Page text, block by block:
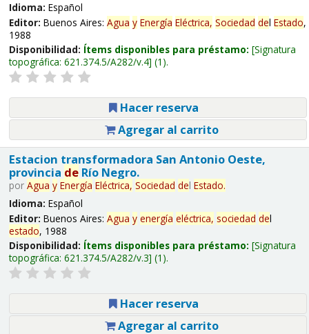
Idioma: Español
Editor: Buenos Aires: Agua y Energía Eléctrica, Sociedad del Estado,
1988
Disponibilidad: Ítems disponibles para préstamo: Signatura
topográfica: 621.374.5/A282/v.4 (1).
Hacer reserva
Agregar al carrito
Estacion transformadora San Antonio Oeste,
provincia deRío Negro.
por Agua y Energía Eléctrica, Sociedad del Estado.
Idioma: Español
Editor: Buenos Aires: Agua y energía eléctrica, sociedad del
estado, 1988
Disponibilidad: Ítems disponibles para préstamo: Signatura
topográfica: 621.374.5/A282/v.3 (1).
Hacer reserva
Agregar al carrito